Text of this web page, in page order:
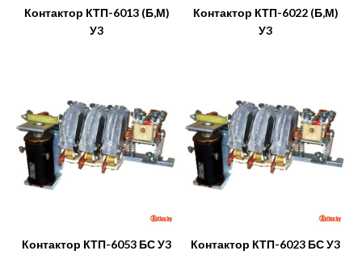
Контактор КТП-6013 (Б,М)
У3
Контактор КТП-6022 (Б,М)
У3
Контактор КТП-6053 БС У3 Контактор КТП-6023 БС У3